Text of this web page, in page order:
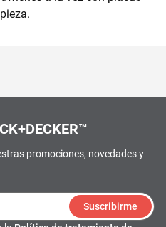
promociones, novedades y
Suscribirme